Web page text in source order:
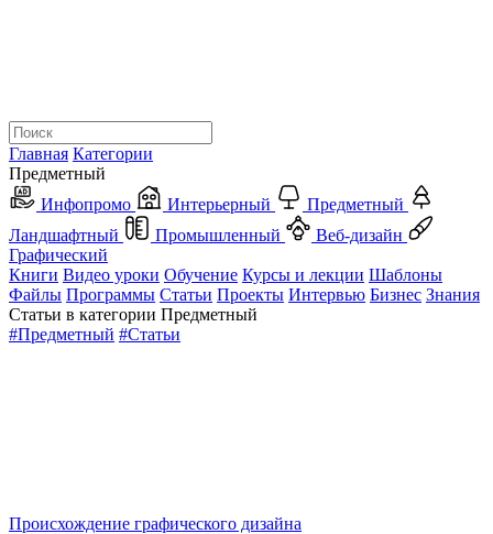
Главная Категории
Предметный
Инфопромо
Интерьерный
Предметный
Ландшафтный
Промышленный
Веб-дизайн
Графический
Книги Видео уроки Обучение Курсы и лекции Шаблоны
Файлы Программы Статьи Проекты Интервью Бизнес Знания
Статьи в категории Предметный
#Предметный #Статьи
Происхождение графического дизайна